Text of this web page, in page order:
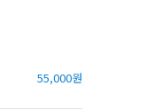
55,000원